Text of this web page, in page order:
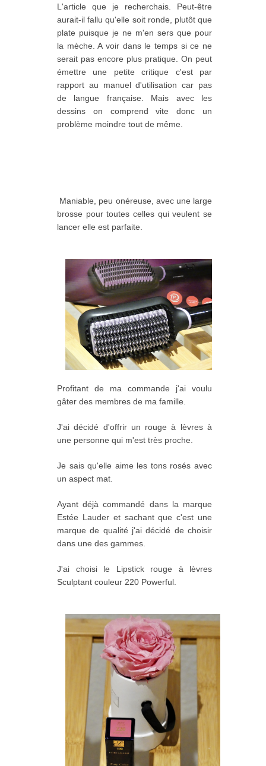
L'article que je recherchais. Peut-être
aurait-il fallu qu'elle soit ronde, plutôt que
plate puisque je ne m'en sers que pour
la mèche. A voir dans le temps si ce ne
serait pas encore plus pratique. On peut
émettre une petite critique c'est par
rapport au manuel d'utilisation car pas
de langue française. Mais avec les
dessins on comprend vite donc un
problème moindre tout de même.
Maniable, peu onéreuse, avec une large
brosse pour toutes celles qui veulent se
lancer elle est parfaite.
Profitant de ma commande j'ai voulu
gâter des membres de ma famille.
J'ai décidé d'offrir un rouge à lèvres à
une personne qui m'est très proche.
Je sais qu'elle aime les tons rosés avec
un aspect mat.
Ayant déjà commandé dans la marque
Estée Lauder et sachant que c'est une
marque de qualité j'ai décidé de choisir
dans une des gammes.
J'ai choisi le Lipstick rouge à lèvres
Sculptant couleur 220 Powerful.